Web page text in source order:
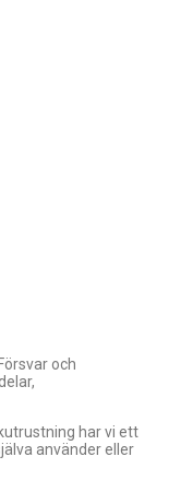
och
har vi ett
använder eller